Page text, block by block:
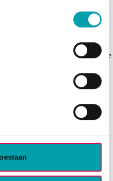
van de 9 Drentse
Je kunt je hier
huurhuizen van de Drentse